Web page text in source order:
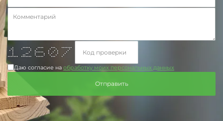
* ***** **** *** *******
** * * * * * *
* * * * * * * *
* * ****** * * * *
* ** * * * * * *
* ** * * * * *
******* ******* ***** *** *
Даю согласие на обработку моих персональных данных